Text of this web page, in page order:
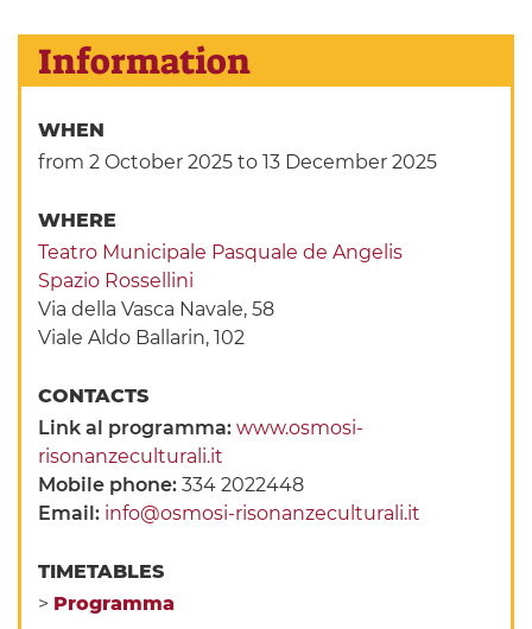
Information
WHEN
from 2 October 2025 to 13 December 2025
WHERE
Teatro Municipale Pasquale de Angelis
Spazio Rossellini
Via della Vasca Navale, 58
Viale Aldo Ballarin, 102
CONTACTS
Link al programma:www.osmosi-
risonanzeculturali.it
Mobile phone:334 2022448
Email: info@osmosi-risonanzeculturali.it
TIMETABLES
> Programma